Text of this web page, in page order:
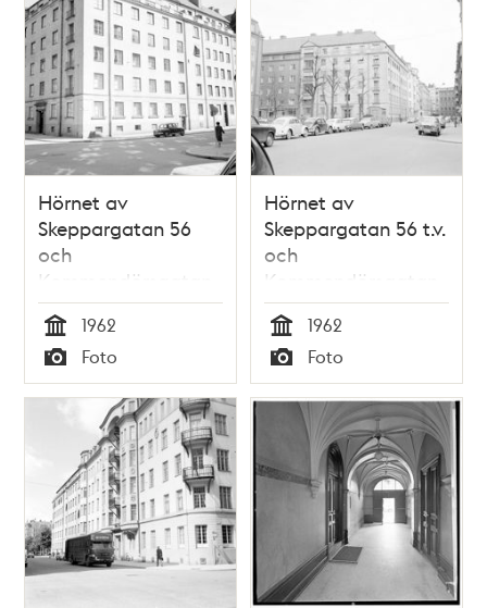
Hörnet av
Skeppargatan 56
och
Kommendörsgatan
33 t.h.
Tid
1962
Typ
Foto
Hörnet av
Skeppargatan 56 t.v.
och
Kommendörsgatan
33
Tid
1962
Typ
Foto